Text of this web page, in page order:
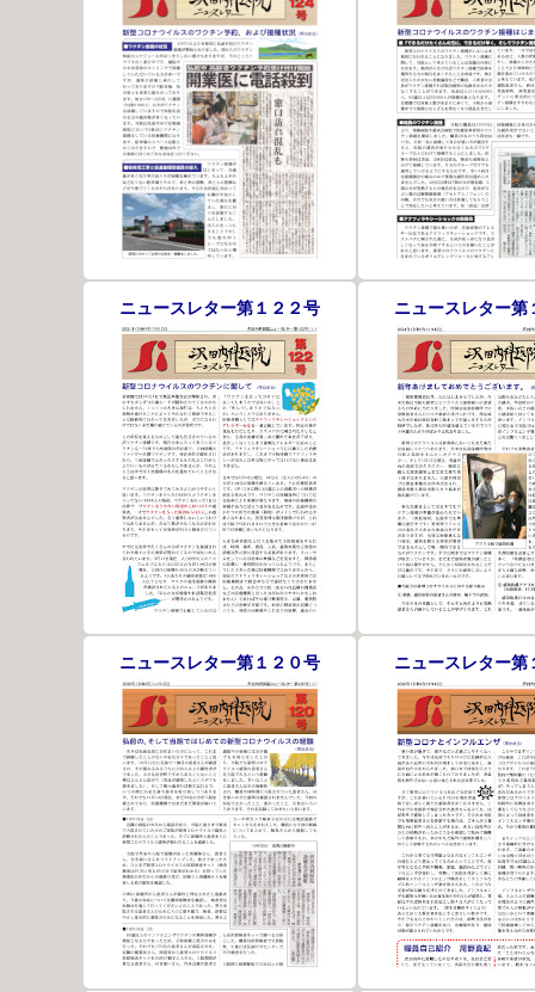
ニュースレター第１２２号 ニュースレター第
ニュースレター第１２０号 ニュースレター第